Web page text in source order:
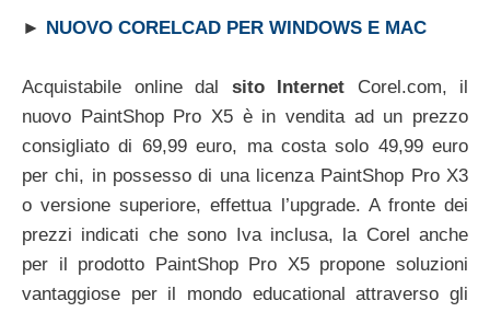
► NUOVO CORELCAD PER WINDOWS E MAC
Acquistabile online dal sito Internet Corel.com, il
nuovo PaintShop Pro X5 è in vendita ad un prezzo
consigliato di 69,99 euro, ma costa solo 49,99 euro
per chi, in possesso di una licenza PaintShop Pro X3
o versione superiore, effettua l’upgrade. A fronte dei
prezzi indicati che sono Iva inclusa, la Corel anche
per il prodotto PaintShop Pro X5 propone soluzioni
vantaggiose per il mondo educational attraverso gli